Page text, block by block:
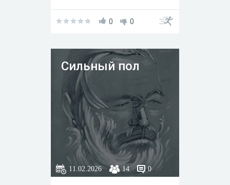
0
0
Сильный пол
11.02.2026 14 0